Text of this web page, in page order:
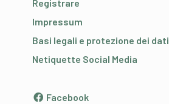
Registrare
Impressum
Basi legali e protezione dei dati
Netiquette Social Media
Facebook